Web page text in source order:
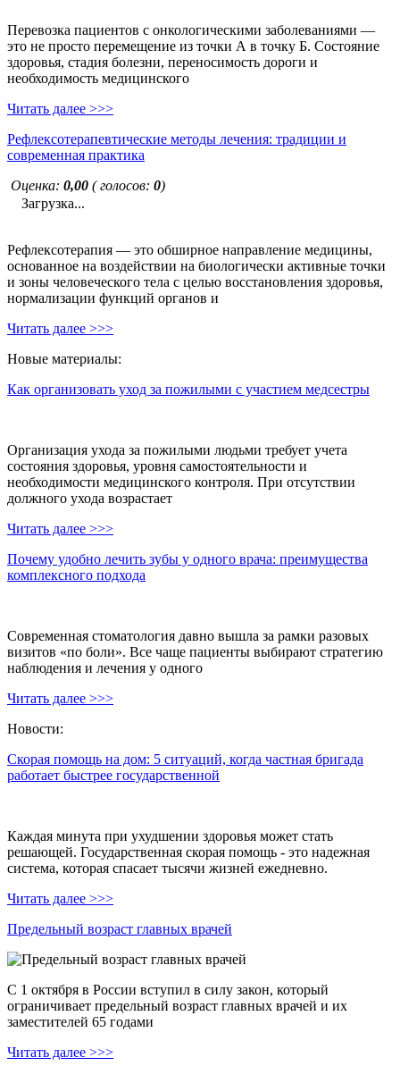
Перевозка пациентов с онкологическими заболеваниями —
это не просто перемещение из точки А в точку Б. Состояние
здоровья, стадия болезни, переносимость дороги и
необходимость медицинского
Читать далее >>>
Рефлексотерапевтические методы лечения: традиции и
современная практика
Оценка: 0,00 ( голосов: 0)
Загрузка...
Рефлексотерапия — это обширное направление медицины,
основанное на воздействии на биологически активные точки
и зоны человеческого тела с целью восстановления здоровья,
нормализации функций органов и
Читать далее >>>
Новые материалы:
Как организовать уход за пожилыми с участием медсестры
Организация ухода за пожилыми людьми требует учета
состояния здоровья, уровня самостоятельности и
необходимости медицинского контроля. При отсутствии
должного ухода возрастает
Читать далее >>>
Почему удобно лечить зубы у одного врача: преимущества
комплексного подхода
Современная стоматология давно вышла за рамки разовых
визитов «по боли». Все чаще пациенты выбирают стратегию
наблюдения и лечения у одного
Читать далее >>>
Новости:
Скорая помощь на дом: 5 ситуаций, когда частная бригада
работает быстрее государственной
Каждая минута при ухудшении здоровья может стать
решающей. Государственная скорая помощь - это надежная
система, которая спасает тысячи жизней ежедневно.
Читать далее >>>
Предельный возраст главных врачей
С 1 октября в России вступил в силу закон, который
ограничивает предельный возраст главных врачей и их
заместителей 65 годами
Читать далее >>>